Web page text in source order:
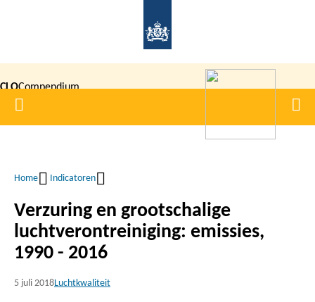
inhoud
gaan
CLOCompendium
voor de
Home
Kruimelpad
Home Indicatoren
Verzuring en grootschalige
luchtverontreiniging: emissies,
1990 - 2016
5 juli 2018Luchtkwaliteit